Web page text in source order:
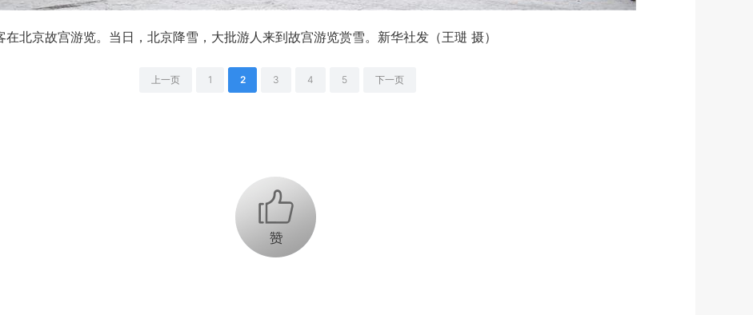
京故宫游览。当日，北京降雪，大批游人来到故宫游览赏雪。新华社发（王琎 摄）
上一页 1 2 3 4 5 下一页
+1